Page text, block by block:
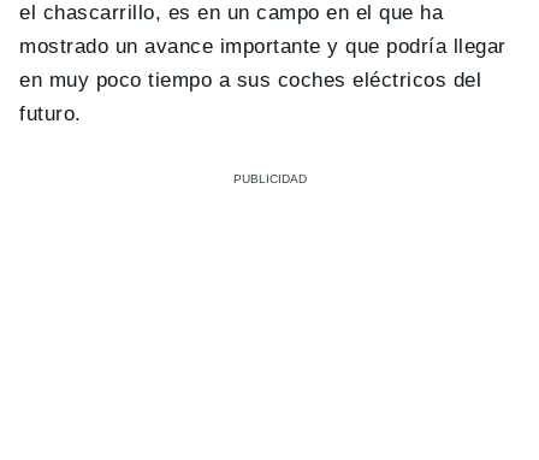
el chascarrillo, es en un campo en el que ha
mostrado un avance importante y que podría llegar
en muy poco tiempo a sus coches eléctricos del
futuro.